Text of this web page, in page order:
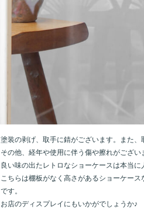
塗装の剥げ、取手に錆がございます。また、
その他、経年や使用に伴う傷や擦れがござい
良い味の出たレトロなショーケースは本当に
こちらは棚板がなく高さがあるショーケー
です。
お店のディスプレイにもいかがでしょうか♪